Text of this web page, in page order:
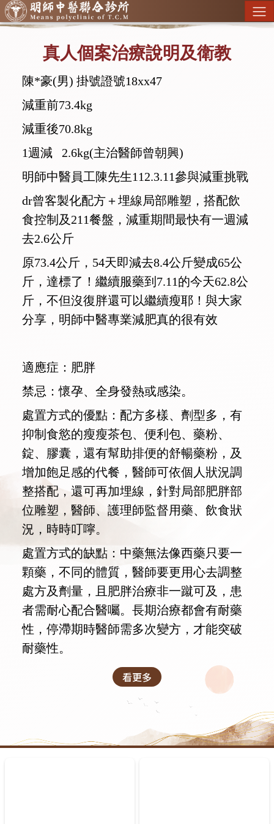
真人個案治療說明及衛教
陳*豪(男) 掛號證號18xx47
減重前73.4kg
減重後70.8kg
1週減 2.6kg(主治醫師曾朝興)
明師中醫員工陳先生112.3.11參與減重挑戰
dr曾客製化配方＋埋線局部雕塑，搭配飲
食控制及211餐盤，減重期間最快有一週減
去2.6公斤
原73.4公斤，54天即減去8.4公斤變成65公
斤，達標了！ 繼續服藥到7.11的今天62.8公
斤，不但沒復胖還可以繼續瘦耶！與大家
分享，明師中醫專業減肥真的很有效
適應症：肥胖
禁忌：懷孕、全身發熱或感染。
處置方式的優點：配方多樣、劑型多，有
抑制食慾的瘦瘦茶包、便利包、藥粉、
錠、膠囊，還有幫助排便的舒暢藥粉，及
增加飽足感的代餐，醫師可依個人狀況調
整搭配，還可再加埋線，針對局部肥胖部
位雕塑，醫師、護理師監督用藥、飲食狀
況，時時叮嚀。
處置方式的缺點：中藥無法像西藥只要一
顆藥，不同的體質，醫師要更用心去調整
處方及劑量，且肥胖治療非一蹴可及，患
者需耐心配合醫囑。長期治療都會有耐藥
性，停滯期時醫師需多次變方，才能突破
耐藥性。
看更多